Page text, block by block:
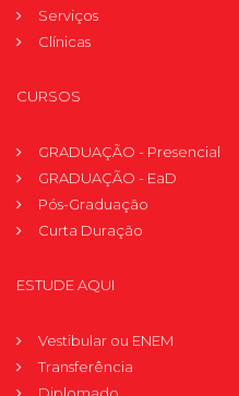
Serviços
Clínicas
CURSOS
GRADUAÇÃO - Presencial
GRADUAÇÃO - EaD
Pós-Graduação
Curta Duração
ESTUDE AQUI
Vestibular ou ENEM
Transferência